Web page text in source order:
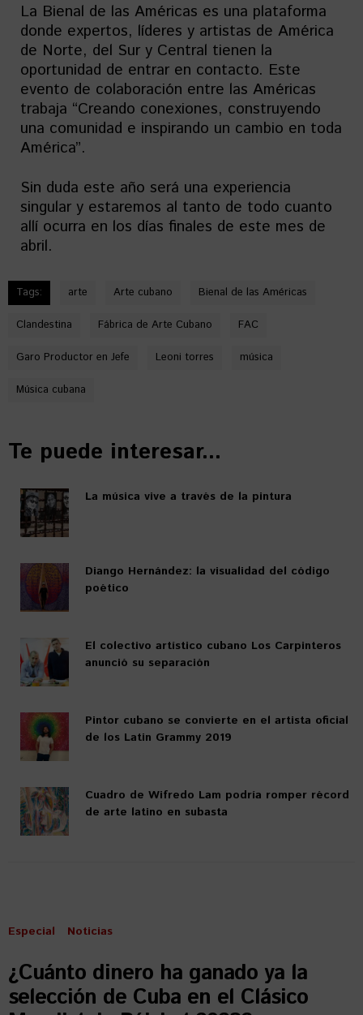
La Bienal de las Américas es una plataforma
donde expertos, líderes y artistas de América
de Norte, del Sur y Central tienen la
oportunidad de entrar en contacto. Este
evento de colaboración entre las Américas
trabaja “Creando conexiones, construyendo
una comunidad e inspirando un cambio en toda
América”.
Sin duda este año será una experiencia
singular y estaremos al tanto de todo cuanto
allí ocurra en los días finales de este mes de
abril.
Tags: arte Arte cubano Bienal de las Américas
Clandestina Fábrica de Arte Cubano FAC
Garo Productor en Jefe Leoni torres música
Música cubana
Te puede interesar...
La música vive a través de la pintura
Diango Hernández: la visualidad del código
poético
El colectivo artístico cubano Los Carpinteros
anunció su separación
Pintor cubano se convierte en el artista oficial
de los Latin Grammy 2019
Cuadro de Wifredo Lam podría romper récord
de arte latino en subasta
Especial Noticias
¿Cuánto dinero ha ganado ya la
selección de Cuba en el Clásico